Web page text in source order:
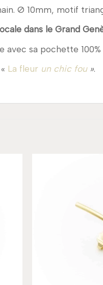
Ø 10mm, motif
dans le Grand
avec sa pochette
La fleur un chic fou ».